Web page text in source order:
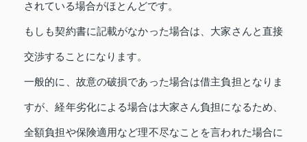
されている場合がほとんどです。
もしも契約書に記載がなかった場合は、大家さんと直接
交渉することになります。
一般的に、故意の破損であった場合は借主負担となりま
すが、経年劣化による場合は大家さん負担になるため、
全額負担や保険適用など理不尽なことを言われた場合に